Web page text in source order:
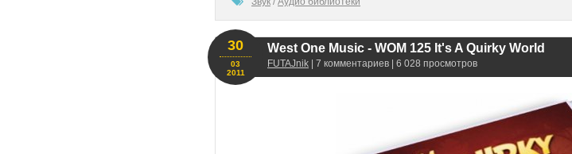
West One Music - WOM 125 It's A Quirky World
FUTAJnik | 7 комментариев | 6 028 просмотров
30
03
2011